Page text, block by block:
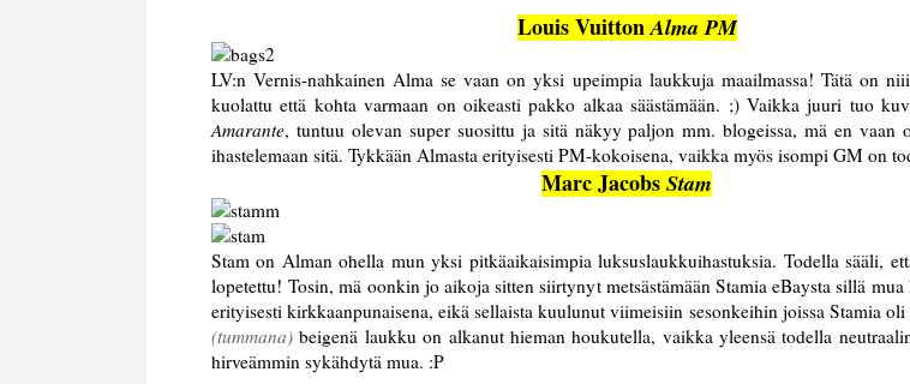
Louis VuittonAlma PM
LV:n Vernis-nahkainen Alma se vaan on yksi upeimpia laukkuja maailmassa! Tätä on
kuolattu että kohta varmaan on oikeasti pakko alkaa säästämään. ;) Vaikka juuri tuo
Amarante, tuntuu olevan super suosittu ja sitä näkyy paljon mm. blogeissa, mä en vaan
ihastelemaan sitä. Tykkään Almasta erityisesti PM-kokoisena, vaikka myös isompi GM on
Marc Jacobs Stam
Stam on Alman ohella mun yksi pitkäaikaisimpia luksuslaukkuihastuksia. Todella sääli,
lopetettu! Tosin, mä oonkin jo aikoja sitten siirtynyt metsästämään Stamia eBaysta sillä
erityisesti kirkkaanpunaisena, eikä sellaista kuulunut viimeisiin sesonkeihin joissa Stamia
(tummana) beigenä laukku on alkanut hieman houkutella, vaikka yleensä todella
hirveämmin sykähdytä mua. :P